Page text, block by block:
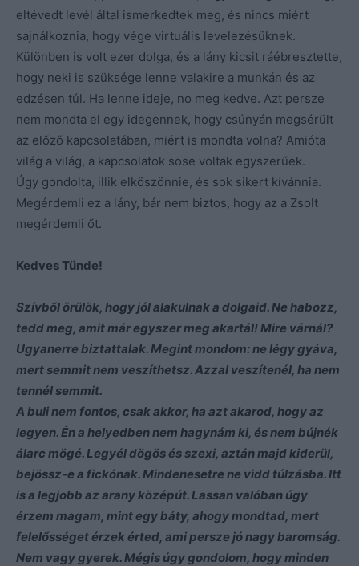
eltévedt levél által ismerkedtek meg, és nincs miért
sajnálkoznia, hogy vége virtuális levelezésüknek.
Különben is volt ezer dolga, és a lány kicsit ráébresztette,
hogy neki is szüksége lenne valakire a munkán és az
edzésen túl. Ha lenne ideje, no meg kedve. Azt persze
nem mondta el egy idegennek, hogy csúnyán megsérült
az előző kapcsolatában, miért is mondta volna? Amióta
világ a világ, a kapcsolatok sose voltak egyszerűek.
Úgy gondolta, illik elköszönnie, és sok sikert kívánnia.
Megérdemli ez a lány, bár nem biztos, hogy az a Zsolt
megérdemli őt.
Kedves Tünde!
Szívből örülök, hogy jól alakulnak a dolgaid. Ne habozz,
tedd meg, amit már egyszer meg akartál! Mire várnál?
Ugyanerre biztattalak. Megint mondom: ne légy gyáva,
mert semmit nem veszíthetsz. Azzal veszítenél, ha nem
tennél semmit.
A buli nem fontos, csak akkor, ha azt akarod, hogy az
legyen. Én a helyedben nem hagynám ki, és nem bújnék
álarc mögé. Legyél dögös és szexi, aztán majd kiderül,
bejössz-e a fickónak. Mindenesetre ne vidd túlzásba. Itt
is a legjobb az arany középút. Lassan valóban úgy
érzem magam, mint egy báty, ahogy mondtad, mert
felelősséget érzek érted, ami persze jó nagy baromság.
Nem vagy gyerek. Mégis úgy gondolom, hogy minden